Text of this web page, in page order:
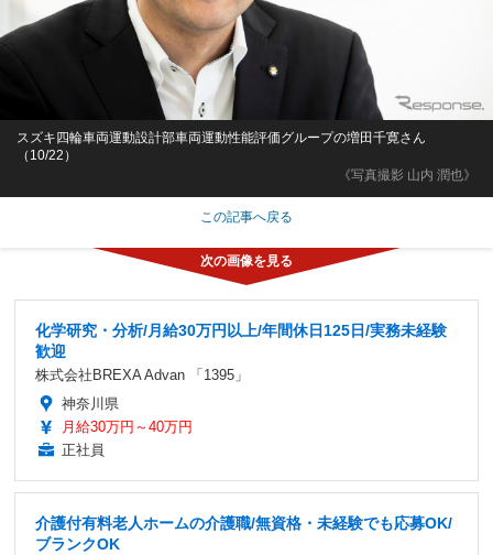
《写真撮影 山内 潤也》
スズキ四輪車両運動設計部車両運動性能評価グループの増田千寛さん
（10/22）
この記事へ戻る
化学研究・分析/月給30万円以上/年間休日125日/実務未経験
歓迎
株式会社BREXA Advan 「1395」
神奈川県
月給30万円～40万円
正社員
介護付有料老人ホームの介護職/無資格・未経験でも応募OK/
ブランクOK